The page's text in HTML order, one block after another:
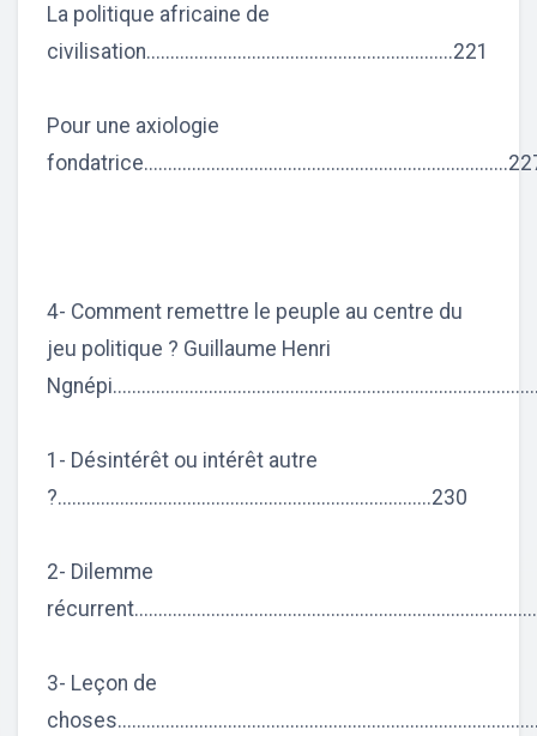
La politique africaine de
civilisation................................................................221
Pour une axiologie
4- Comment remettre le peuple au centre du
jeu politique ? Guillaume Henri
1- Désintérêt ou intérêt autre
?..............................................................................230
2- Dilemme
3- Leçon de